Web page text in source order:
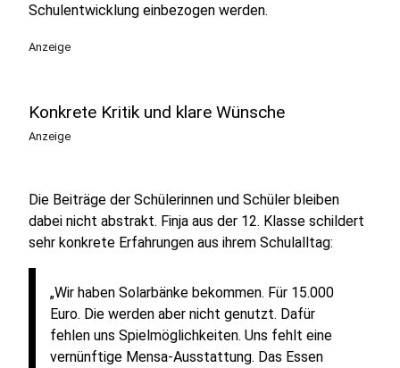
Schulentwicklung einbezogen werden.
Anzeige
Konkrete Kritik und klare Wünsche
Anzeige
Die Beiträge der Schülerinnen und Schüler bleiben
dabei nicht abstrakt. Finja aus der 12. Klasse schildert
sehr konkrete Erfahrungen aus ihrem Schulalltag:
„Wir haben Solarbänke bekommen. Für 15.000
Euro. Die werden aber nicht genutzt. Dafür
fehlen uns Spielmöglichkeiten. Uns fehlt eine
vernünftige Mensa-Ausstattung. Das Essen